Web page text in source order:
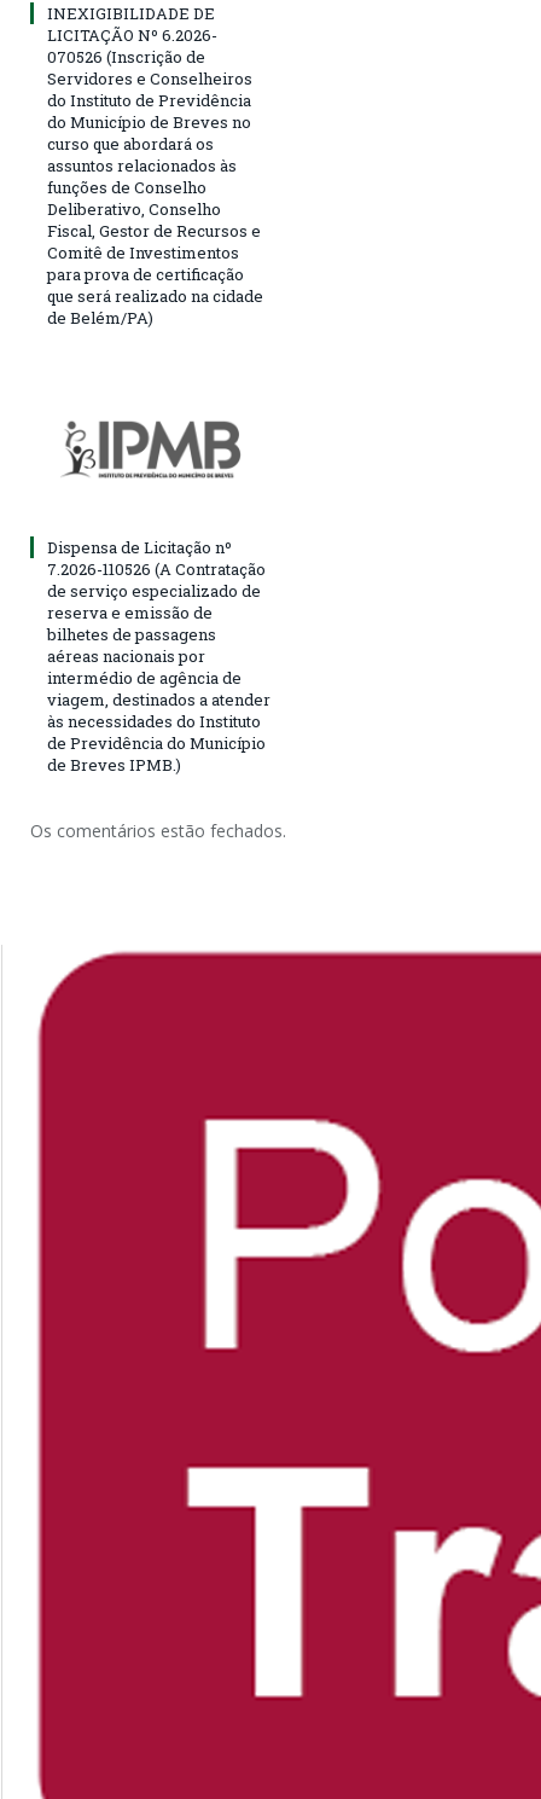
INEXIGIBILIDADE DE
LICITAÇÃO Nº 6.2026-
070526 (Inscrição de
Servidores e Conselheiros
do Instituto de Previdência
do Município de Breves no
curso que abordará os
assuntos relacionados às
funções de Conselho
Deliberativo, Conselho
Fiscal, Gestor de Recursos e
Comitê de Investimentos
para prova de certificação
que será realizado na cidade
de Belém/PA)
Dispensa de Licitação nº
7.2026-110526 (A Contratação
de serviço especializado de
reserva e emissão de
bilhetes de passagens
aéreas nacionais por
intermédio de agência de
viagem, destinados a atender
às necessidades do Instituto
de Previdência do Município
de Breves IPMB.)
Os comentários estão fechados.